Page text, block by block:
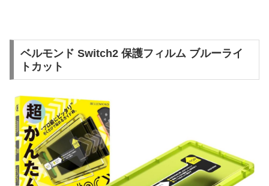
ベルモンド Switch2 保護フィルム ブルーライ
トカット